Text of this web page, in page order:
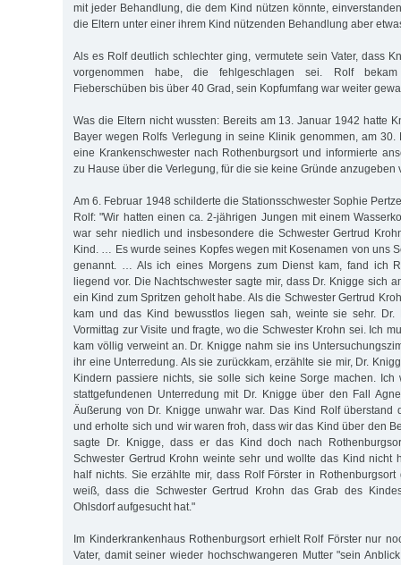
mit jeder Behandlung, die dem Kind nützen könnte,
die Eltern unter einer ihrem Kind nützenden Behandlung aber
Als es Rolf deutlich schlechter ging, vermutete sein Vater, dass
vorgenommen habe, die fehlgeschlagen sei. Rolf
Fieberschüben bis über 40 Grad, sein Kopfumfang war weiter
Was die Eltern nicht wussten: Bereits am 13. Januar 1942 hatte
Bayer wegen Rolfs Verlegung in seine Klinik genommen, am 30.
eine Krankenschwester nach Rothenburgsort und informierte
zu Hause über die Verlegung, für die sie keine Gründe anzugeben
Am 6. Februar 1948 schilderte die Stationsschwester Sophie
Rolf: "Wir hatten einen ca. 2-jährigen Jungen mit einem
war sehr niedlich und insbesondere die Schwester Gertrud
Kind. … Es wurde seines Kopfes wegen mit Kosenamen von uns
genannt. … Als ich eines Morgens zum Dienst kam, fand ich
liegend vor. Die Nachtschwester sagte mir, dass Dr. Knigge sich
ein Kind zum Sprit­zen geholt habe. Als die Schwester Gertrud
kam und das Kind bewusstlos liegen sah, weinte sie sehr. Dr.
Vormittag zur Visite und fragte, wo die Schwester Krohn sei. Ich
kam völlig verweint an. Dr. Knigge nahm sie ins
ihr eine Unterredung. Als sie zurückkam, erzählte sie mir, Dr.
Kindern passiere nichts, sie solle sich keine Sorge machen. Ich
stattgefundenen Unterredung mit Dr. Knigge über den Fall
Äußerung von Dr. Knigge unwahr war. Das Kind Rolf überstand
und erholte sich und wir waren froh, dass wir das Kind über den
sagte Dr. Knigge, dass er das Kind doch nach
Schwester Gertrud Krohn weinte sehr und wollte das Kind nicht
half nichts. Sie erzählte mir, dass Rolf Förster in
weiß, dass die Schwester Gertrud Krohn das Grab des
Ohlsdorf aufgesucht hat."
Im Kinderkrankenhaus Rothenburgsort erhielt Rolf Förster nur
Vater, damit seiner wieder hochschwangeren Mutter "sein